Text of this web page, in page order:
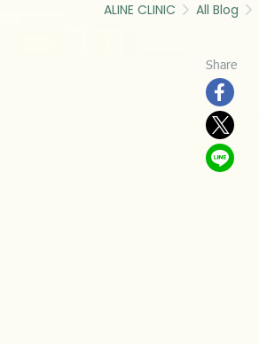
ALINE CLINIC All Blog
Share